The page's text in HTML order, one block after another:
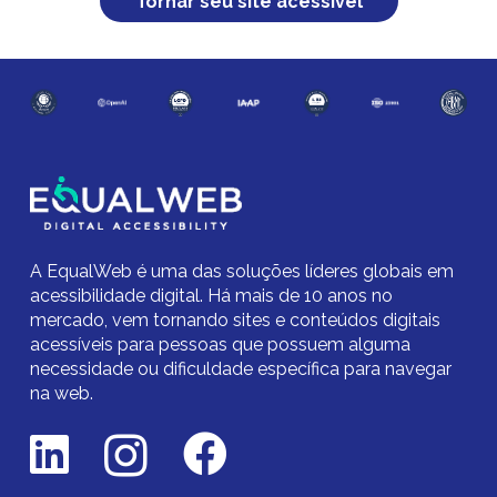
A EqualWeb é uma das soluções líderes globais em
acessibilidade digital. Há mais de 10 anos no
mercado, vem tornando sites e conteúdos digitais
acessíveis para pessoas que possuem alguma
necessidade ou dificuldade específica para navegar
na web.